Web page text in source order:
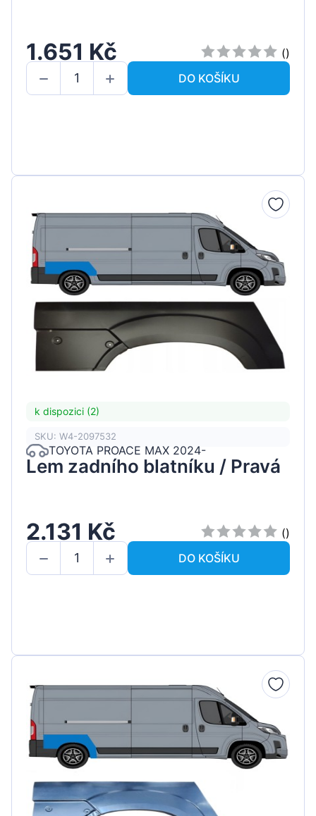
1.651 Kč
()
DO KOŠÍKU
k dispozici (2)
SKU: W4-2097532
TOYOTA PROACE MAX 2024-
Lem zadního blatníku / Pravá
2.131 Kč
()
DO KOŠÍKU